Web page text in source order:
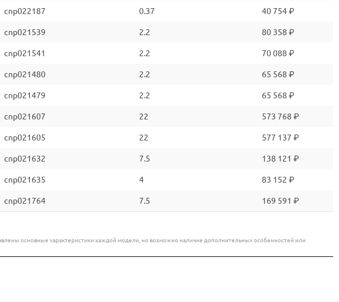
cnp022187 0.37 40 754 ₽
cnp021539 2.2 80 358 ₽
cnp021541 2.2 70 088 ₽
cnp021480 2.2 65 568 ₽
cnp021479 2.2 65 568 ₽
cnp021607 22 573 768 ₽
cnp021605 22 577 137 ₽
cnp021632 7.5 138 121 ₽
cnp021635 4 83 152 ₽
cnp021764 7.5 169 591 ₽
основные характеристики каждой модели, но возможно наличие дополнительных особенностей или